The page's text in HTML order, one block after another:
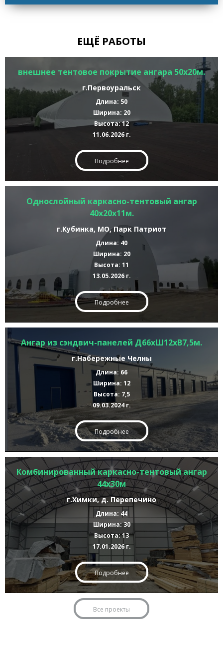
ЕЩЁ РАБОТЫ
внешнее тентовое покрытие ангара 50х20м.
г.Первоуральск
Длина: 50
Ширина: 20
Высота: 12
11.06.2026 г.
Подробнее
Однослойный каркасно-тентовый ангар
40х20х11м.
г.Кубинка, МО, Парк Патриот
Длина: 40
Ширина: 20
Высота: 11
13.05.2026 г.
Подробнее
Ангар из сэндвич-панелей Д66хШ12хВ7,5м.
г.Набережные Челны
Длина: 66
Ширина: 12
Высота: 7,5
09.03.2024 г.
Подробнее
Комбинированный каркасно-тентовый ангар
44х30м
г.Химки, д. Перепечино
Длина: 44
Ширина: 30
Высота: 13
17.01.2026 г.
Подробнее
Все проекты